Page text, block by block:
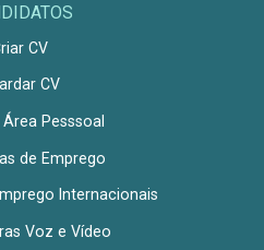
CV
CV
Pesssoal
de Emprego
Internacionais
Voz e Vídeo